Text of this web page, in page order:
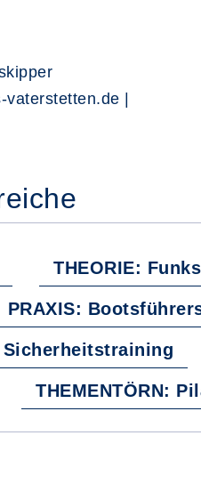
vaterstetten.de |
THEORIE:
PRAXIS:
Sicherheitstraining
THEMENTÖRN: